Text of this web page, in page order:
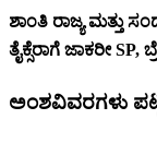
ಶಾಂತಿ ರಾಜ್ಯ ಮತ್ತು
ತೈಕ್ಸೆರಾಗೆ ಜಾಕರೀ SP,
ಅಂಶವಿವರಗಳು